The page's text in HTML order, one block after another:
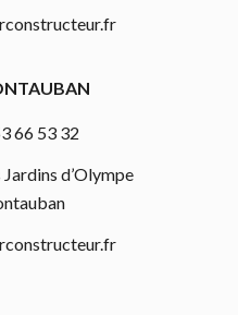
66 53 32
Jardins d’Olympe